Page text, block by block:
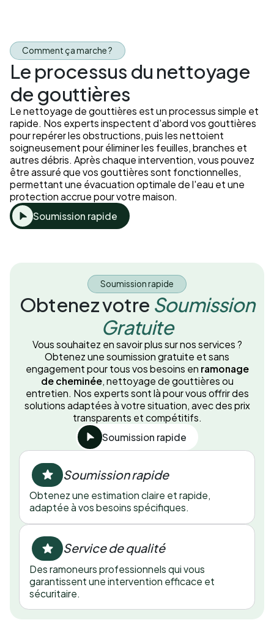
Comment ça marche ?
Le processus du nettoyage
de gouttières
Le nettoyage de gouttières est un processus simple et
rapide. Nos experts inspectent d'abord vos gouttières
pour repérer les obstructions, puis les nettoient
soigneusement pour éliminer les feuilles, branches et
autres débris. Après chaque intervention, vous pouvez
être assuré que vos gouttières sont fonctionnelles,
permettant une évacuation optimale de l'eau et une
protection accrue pour votre maison.
Soumission rapide
Soumission rapide
Obtenez votre Soumission
Gratuite
Vous souhaitez en savoir plus sur nos services ?
Obtenez une soumission gratuite et sans
engagement pour tous vos besoins en ramonage
de cheminée, nettoyage de gouttières ou
entretien. Nos experts sont là pour vous offrir des
solutions adaptées à votre situation, avec des prix
transparents et compétitifs.
Soumission rapide
Soumission rapide
Obtenez une estimation claire et rapide,
adaptée à vos besoins spécifiques.
Service de qualité
Des ramoneurs professionnels qui vous
garantissent une intervention efficace et
sécuritaire.